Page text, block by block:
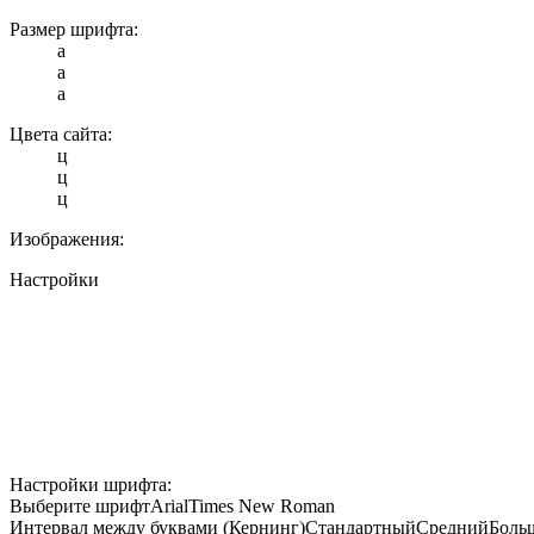
Размер шрифта:
a
a
a
Цвета сайта:
ц
ц
ц
Изображения:
Настройки
Настройки шрифта:
Выберите шрифтArialTimes New Roman
Интервал между буквами (Кернинг)СтандартныйСредний